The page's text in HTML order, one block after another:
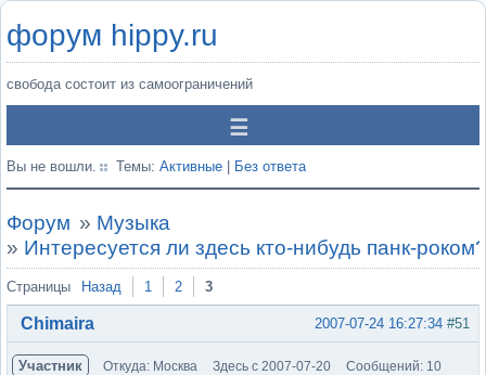
форум hippy.ru
свобода состоит из самоограничений
Вы не вошли. Темы: Активные Без ответа
Форум » Музыка
» Интересуется ли здесь кто-нибудь панк-роком?
Страницы Назад 1 2 3
#51
2007-07-24 16:27:34
Chimaira
Участник Откуда: Москва Здесь с 2007-07-20 Сообщений: 10